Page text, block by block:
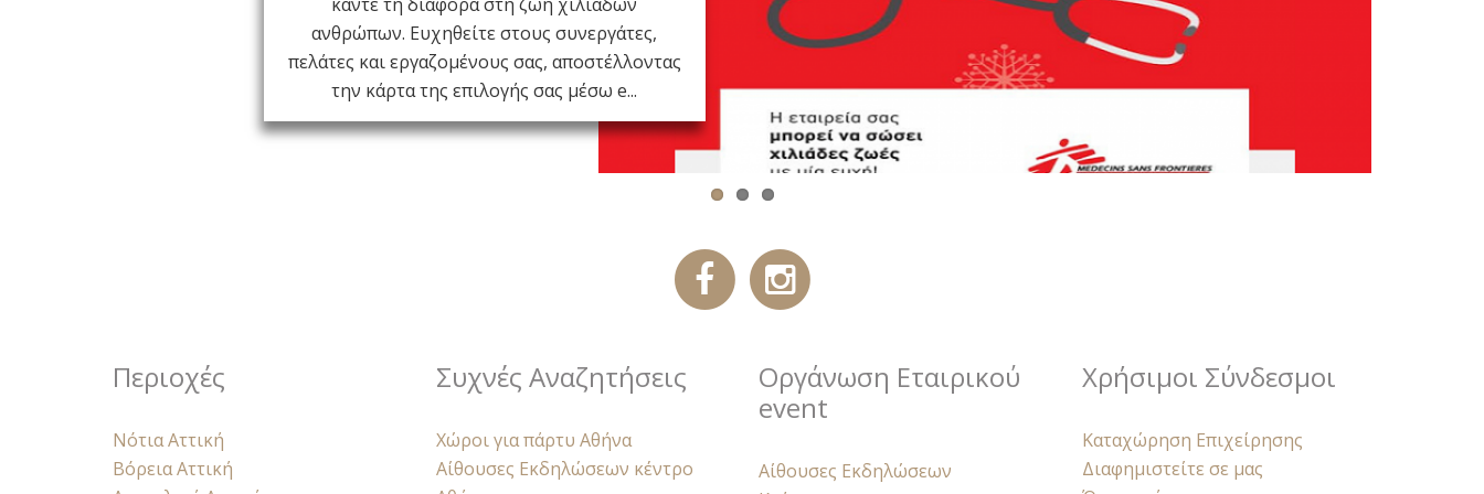
κάντε τη διαφορά στη ζωή χιλιάδων
ανθρώπων. Ευχηθείτε στους συνεργάτες,
πελάτες και εργαζομένους σας, αποστέλλοντας
την κάρτα της επιλογής σας μέσω e...
σίγουρα θα έχετε συμματάσχει σε δεκάδες ή
ακόμα και εκατοντάδες events έως τώρα. Τα
περισσότερα δυστυχώς έχουν ένα κοινό:
Δείχνουν βαρετά ύστερα στις φωτογραφίες...
Περιοχές
Νότια Αττική
Βόρεια Αττική
Συχνές Αναζητήσεις
Χώροι για πάρτυ Αθήνα
Αίθουσες Εκδηλώσεων κέντρο
Οργάνωση Εταιρικού
event
Αίθουσες Εκδηλώσεων
Χρήσιμοι Σύνδεσμοι
Καταχώρηση Επιχείρησης
Διαφημιστείτε σε μας